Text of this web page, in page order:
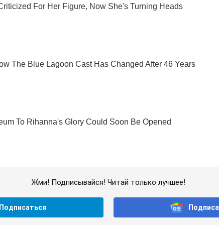
Жми! Подписывайся! Читай только лучшее!
Подписаться